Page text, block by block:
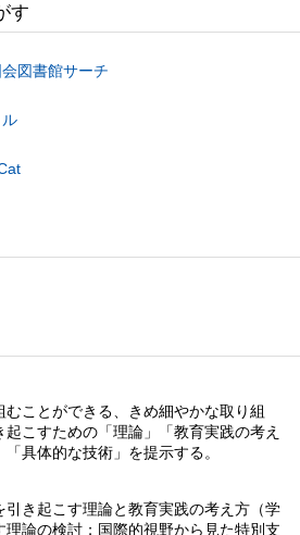
す
図書館サーチ
ことができる、きめ細やかな取り組
こすための「理論」「教育実践の考え
具体的な技術」を提示する。
き起こす理論と教育実践の考え方（学
理論の検討；国際的視野から見た特別支